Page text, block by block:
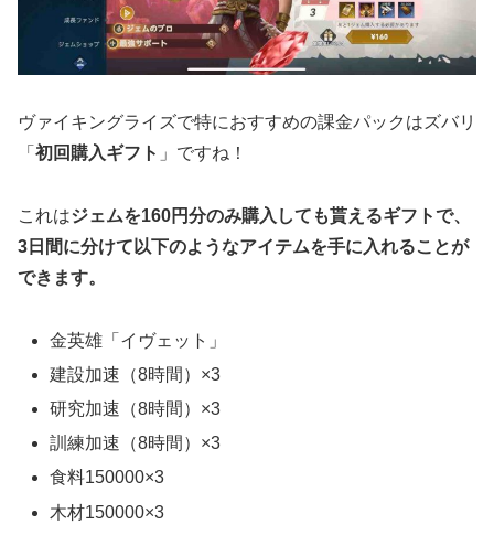
ヴァイキングライズで特におすすめの課金パックはズバリ
「 初回購入ギフト 」ですね！
これはジェムを160円分のみ購入しても貰えるギフトで、
3日間に分けて以下のようなアイテムを手に入れることが
できます。
金英雄「イヴェット」
建設加速（8時間）×3
研究加速（8時間）×3
訓練加速（8時間）×3
食料150000×3
木材150000×3